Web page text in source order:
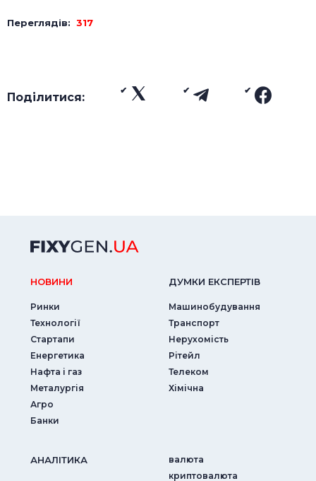
Переглядів: 317
Поділитися:
НОВИНИ
Ринки
Технології
Стартапи
Енергетика
Нафта і газ
Металургія
Агро
Банки
ДУМКИ ЕКСПЕРТIВ
Машинобудування
Транспорт
Нерухомість
Рітейл
Телеком
Хімічна
АНАЛIТИКА
валюта
криптовалюта